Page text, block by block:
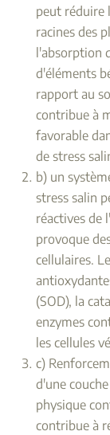
peut réduire
racines des
l'absorption
d'éléments
rapport au
contribue à
favorable
de stress
b) un
stress salin
réactives de
provoque
cellulaires.
(SOD), la
enzymes
les cellules
c)
d'une
physique
contribue à